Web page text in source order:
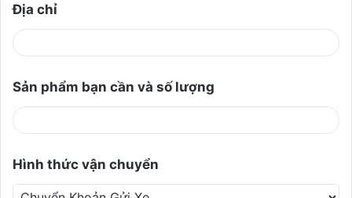
Địa chỉ
Sản phẩm bạn cần và số lượng
Hình thức vận chuyển